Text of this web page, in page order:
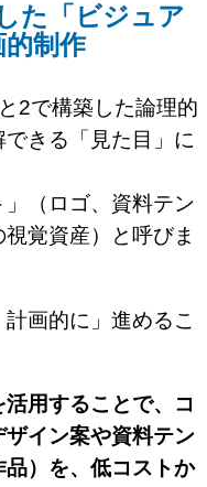
た「ビジュア
制作
2で構築した論理的
きる「見た目」に
（ロゴ、資料テン
覚資産）と呼びま
画的に」進めるこ
用することで、コ
イン案や資料テン
）を、低コストか